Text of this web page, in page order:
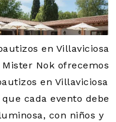
en Villaviciosa
Nok ofrecemos
en Villaviciosa
cada evento debe
con niños y